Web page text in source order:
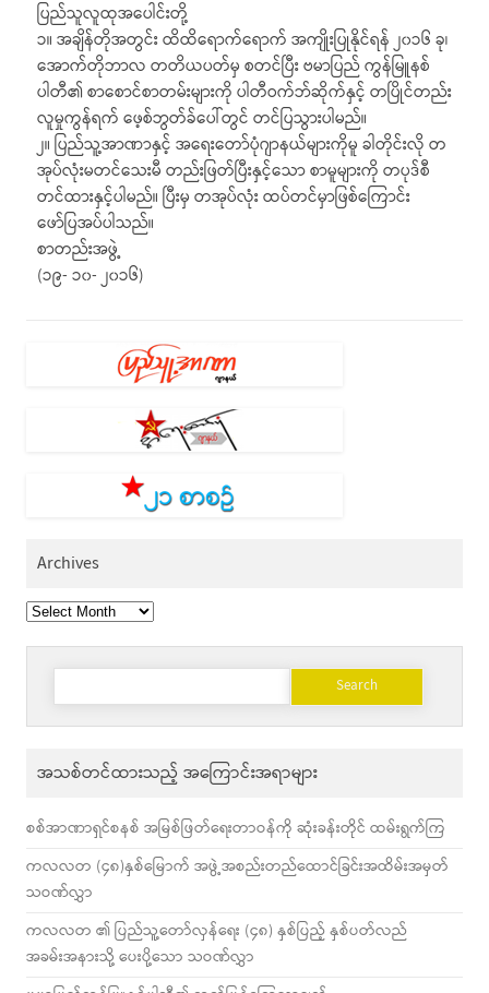
ပြည်သူလူထုအပေါင်းတို့
၁။ အချိန်တိုအတွင်း ထိထိရောက်ရောက် အကျိုးပြုနိုင်ရန် ၂၀၁၆ ခု၊
အောက်တိုဘာလ တတိယပတ်မှ စတင်ပြီး ဗမာပြည် ကွန်မြူနစ်
ပါတီ၏ စာစောင်စာတမ်းများကို ပါတီဝက်ဘ်ဆိုက်နှင့် တပြိုင်တည်း
လူမှုကွန်ရက် ဖေ့စ်ဘွတ်ခ်ပေါ်တွင် တင်ပြသွားပါမည်။
၂။ ပြည်သူ့အာဏာနှင့် အရေးတော်ပုံဂျာနယ်များကိုမူ ခါတိုင်းလို တ
အုပ်လုံးမတင်သေးမီ တည်းဖြတ်ပြီးနှင့်သော စာမူများကို တပုဒ်စီ
တင်ထားနှင့်ပါမည်။ ပြီးမှ တအုပ်လုံး ထပ်တင်မှာဖြစ်ကြောင်း
ဖော်ပြအပ်ပါသည်။
စာတည်းအဖွဲ့
(၁၉- ၁၀- ၂၀၁၆)
Archives
Archives
Search
အသစ်တင်ထားသည့် အကြောင်းအရာများ
စစ်အာဏာရှင်စနစ် အမြစ်ဖြတ်ရေးတာဝန်ကို ဆုံးခန်းတိုင် ထမ်းရွက်ကြ
ကလလတ (၄၈)နှစ်မြောက် အဖွဲ့အစည်းတည်ထောင်ခြင်းအထိမ်းအမှတ်
သဝဏ်လွှာ
ကလလတ ၏ ပြည်သူ့တော်လှန်ရေး (၄၈) နှစ်ပြည့် နှစ်ပတ်လည်
အခမ်းအနားသို့ ပေးပို့သော သဝဏ်လွှာ